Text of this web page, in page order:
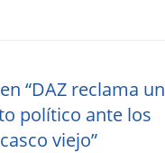
“DAZ reclama un
político ante los
viejo”